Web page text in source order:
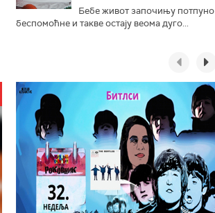
Бебе живот започињу потпуно
беспомоћне и такве остају веома дуго...